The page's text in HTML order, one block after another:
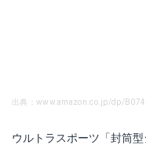
出典：www.amazon.co.jp/dp/
ウルトラスポーツ「封筒